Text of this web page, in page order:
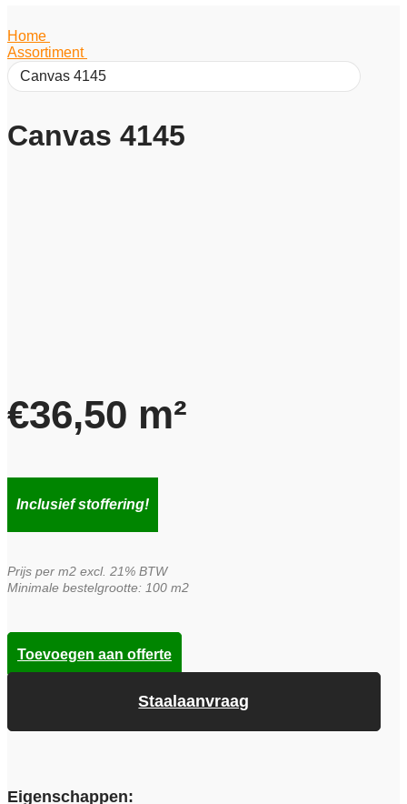
Home
Assortiment
Canvas 4145
Canvas 4145
€36,50 m²
Inclusief stoffering!
Prijs per m2 excl. 21% BTW
Minimale bestelgrootte: 100 m2
Staalaanvraag
Toevoegen aan offerte
Eigenschappen: